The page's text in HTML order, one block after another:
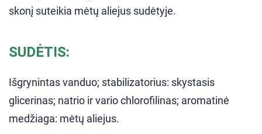
skonį suteikia mėtų aliejus sudėtyje.
SUDĖTIS:
Išgrynintas vanduo; stabilizatorius: skystasis
glicerinas; natrio ir vario chlorofilinas; aromatinė
medžiaga: mėtų aliejus.